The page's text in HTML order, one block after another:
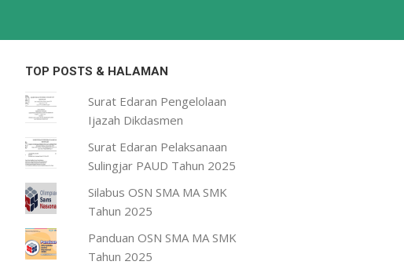
TOP POSTS & HALAMAN
Surat Edaran Pengelolaan
Ijazah Dikdasmen
Surat Edaran Pelaksanaan
Sulingjar PAUD Tahun 2025
Silabus OSN SMA MA SMK
Tahun 2025
Panduan OSN SMA MA SMK
Tahun 2025